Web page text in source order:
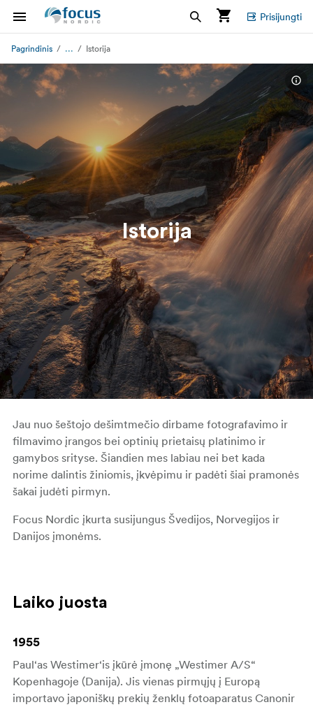
Prisijungti
Pagrindinis ... Istorija
Istorija
Jau nuo šeštojo dešimtmečio dirbame fotografavimo ir
filmavimo įrangos bei optinių prietaisų platinimo ir
gamybos srityse. Šiandien mes labiau nei bet kada
norime dalintis žiniomis, įkvėpimu ir padėti šiai pramonės
šakai judėti pirmyn.
Focus Nordic įkurta susijungus Švedijos, Norvegijos ir
Danijos įmonėms.
Laiko juosta
1955
Paul‘as Westimer‘is įkūrė įmonę „Westimer A/S“
Kopenhagoje (Danija). Jis vienas pirmųjų į Europą
importavo japoniškų prekių ženklų fotoaparatus Canonir